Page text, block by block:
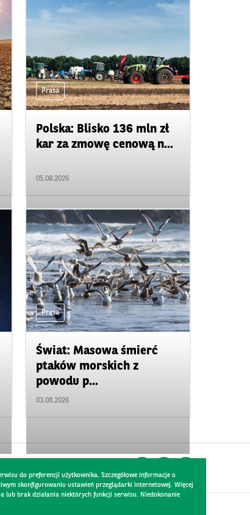
Prasa
Polska: Blisko 136 mln zł
kar za zmowę cenową n...
05.08.2026
Prasa
Świat: Masowa śmierć
ptaków morskich z
powodu p...
03.08.2026
do preferencji użytkownika. Szczegółowe informacje o
skonfigurowaniu ustawień przeglądarki internetowej. Więcej
lub brak działania niektórych funkcji serwisu. Niedokonanie